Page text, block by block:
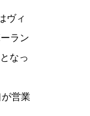
ヴィ
ラン
なっ
営業